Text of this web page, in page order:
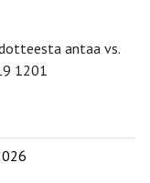
antaa vs.
1201